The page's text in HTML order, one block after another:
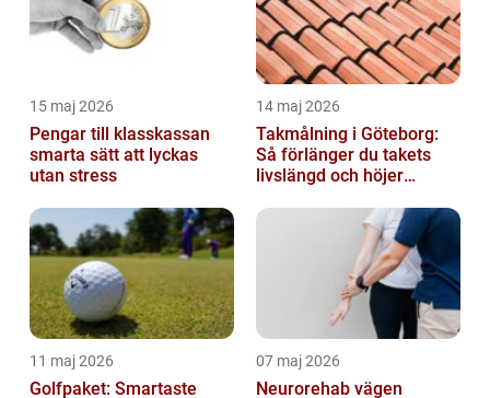
15 maj 2026
Pengar till klasskassan
smarta sätt att lyckas
utan stress
14 maj 2026
Takmålning i Göteborg:
Så förlänger du takets
livslängd och höjer
11 maj 2026
Golfpaket: Smartaste
07 maj 2026
Neurorehab vägen